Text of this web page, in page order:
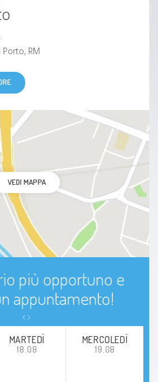
RM
VEDI MAPPA
più opportuno e
appuntamento!
MARTEDÌ
18.08
MERCOLEDÌ
19.08